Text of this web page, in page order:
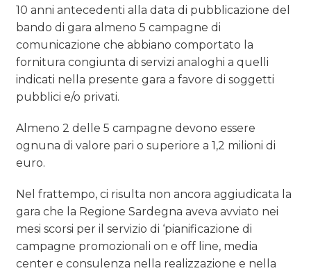
10 anni antecedenti alla data di pubblicazione del
bando di gara almeno 5 campagne di
comunicazione che abbiano comportato la
fornitura congiunta di servizi analoghi a quelli
indicati nella presente gara a favore di soggetti
pubblici e/o privati.
Almeno 2 delle 5 campagne devono essere
ognuna di valore pari o superiore a 1,2 milioni di
euro.
Nel frattempo, ci risulta non ancora aggiudicata la
gara che la Regione Sardegna aveva avviato nei
mesi scorsi per il servizio di ‘pianificazione di
campagne promozionali on e off line, media
center e consulenza nella realizzazione e nella